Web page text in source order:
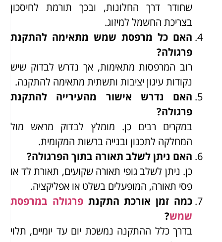
שחודר דרך החלונות, ובכך תורמת לחיסכון
בצריכת החשמל למיזוג.
האם כל מרפסת שמש מתאימה להתקנת
פרגולה?
רוב המרפסות מתאימות, אך נדרש לבדוק שיש
נקודות עיגון יציבות ותשתית מתאימה להתקנה.
האם נדרש אישור מהעירייה להתקנת
פרגולה?
במקרים רבים כן. מומלץ לבדוק מראש מול
המחלקה לתכנון ובנייה ברשות המקומית.
האם ניתן לשלב תאורה בתוך הפרגולה?
כן. ניתן לשלב גופי תאורה שקועים, תאורת לד או
פסי תאורה, המופעלים בשלט או אפליקציה.
כמה זמן אורכת התקנתפרגולה במרפסת
שמש?
בדרך כלל ההתקנה נמשכת יום עד יומיים, תלוי